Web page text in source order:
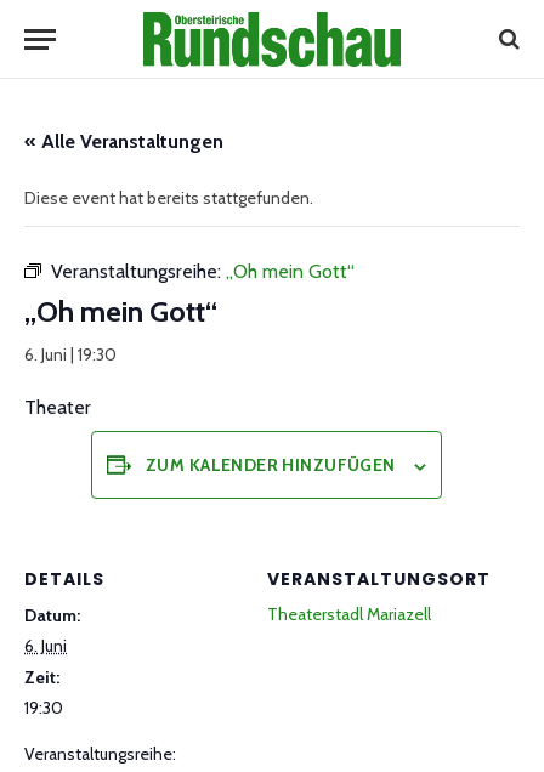
« Alle Veranstaltungen
Diese event hat bereits stattgefunden.
Veranstaltungsreihe: „Oh mein Gott“
„Oh mein Gott“
6. Juni | 19:30
Theater
ZUM KALENDER HINZUFÜGEN
DETAILS
Datum:
6. Juni
Zeit:
19:30
Veranstaltungsreihe:
VERANSTALTUNGSORT
Theaterstadl Mariazell